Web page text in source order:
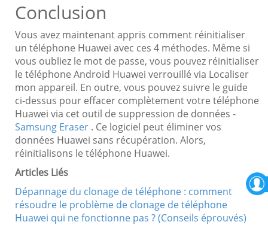
Conclusion
Vous avez maintenant appris comment réinitialiser
un téléphone Huawei avec ces 4 méthodes. Même si
vous oubliez le mot de passe, vous pouvez réinitialiser
le téléphone Android Huawei verrouillé via Localiser
mon appareil. En outre, vous pouvez suivre le guide
ci-dessus pour effacer complètement votre téléphone
Huawei via cet outil de suppression de données -
Samsung Eraser . Ce logiciel peut éliminer vos
données Huawei sans récupération. Alors,
réinitialisons le téléphone Huawei.
Articles Liés
Dépannage du clonage de téléphone : comment
résoudre le problème de clonage de téléphone
Huawei qui ne fonctionne pas ? (Conseils éprouvés)